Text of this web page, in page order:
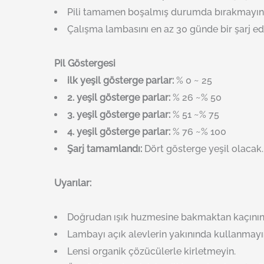
Pili tamamen boşalmış durumda
Çalışma lambasını en az 30 günde bir şarj
Pil Göstergesi
ilk yeşil gösterge parlar: % 0 ~ 25
2. yeşil gösterge parlar: % 26 ~% 50
3. yeşil gösterge parlar: % 51 ~% 75
4. yeşil gösterge parlar: % 76 ~% 100
Şarj tamamlandı: Dört gösterge yeşil olacak.
Uyarılar:
Doğrudan ışık huzmesine bakmaktan
Lambayı açık alevlerin yakınında
Lensi organik çözücülerle kirletmeyin.